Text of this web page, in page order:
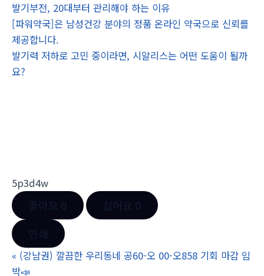
발기부전, 20대부터 관리해야 하는 이유
[파워약국]은 남성건강 분야의 정품 온라인 약국으로 신뢰를
제공합니다.
발기력 저하로 고민 중이라면, 시알리스는 어떤 도움이 될까
요?
5p3d4w
« (강남권) 깔끔한 우리동네 공60-오 00-오858 기회 마감 임
박📣